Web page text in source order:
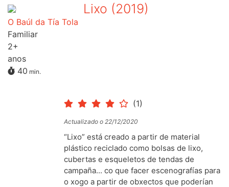
O Baúl da Tía Tola
Familiar
2+
anos
40 min.
Lixo (2019)
(1)
Actualizado o 22/12/2020
“Lixo” está creado a partir de material
plástico reciclado como bolsas de lixo,
cubertas e esqueletos de tendas de
campaña... co que facer escenografías para
o xogo a partir de obxectos que poderían